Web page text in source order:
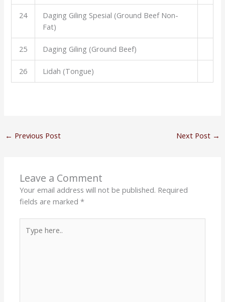
24
Daging Giling Spesial (Ground Beef Non-
Fat)
25 Daging Giling (Ground Beef)
26 Lidah (Tongue)
← Previous Post Next Post →
Leave a Comment
Your email address will not be published. Required
fields are marked*
here..